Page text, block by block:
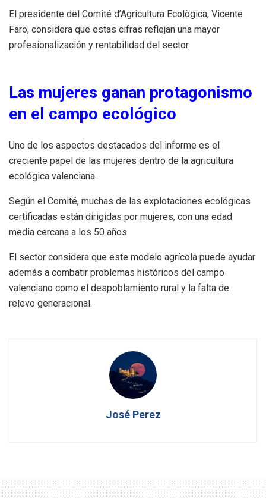
El presidente del Comité d’Agricultura Ecològica, Vicente
Faro, considera que estas cifras reflejan una mayor
profesionalización y rentabilidad del sector.
Las mujeres ganan protagonismo
en el campo ecológico
Uno de los aspectos destacados del informe es el
creciente papel de las mujeres dentro de la agricultura
ecológica valenciana.
Según el Comité, muchas de las explotaciones ecológicas
certificadas están dirigidas por mujeres, con una edad
media cercana a los 50 años.
El sector considera que este modelo agrícola puede ayudar
además a combatir problemas históricos del campo
valenciano como el despoblamiento rural y la falta de
relevo generacional.
José Perez